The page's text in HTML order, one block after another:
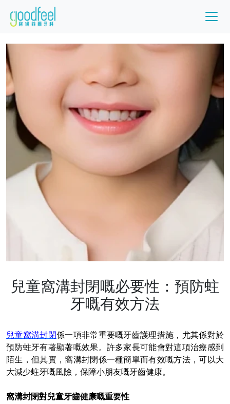
兒童窩溝封閉嘅必要性：預防蛀
牙嘅有效方法
兒童窩溝封閉係一項非常重要嘅牙齒護理措施，尤其係對於
預防蛀牙有著顯著嘅效果。許多家長可能會對這項治療感到
陌生，但其實，窩溝封閉係一種簡單而有效嘅方法，可以大
大減少蛀牙嘅風險，保障小朋友嘅牙齒健康。
窩溝封閉對兒童牙齒健康嘅重要性